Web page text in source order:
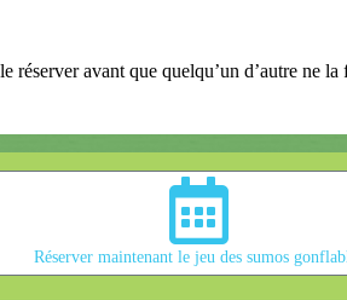
réserver avant que quelqu’un d’autre ne
Réserver maintenant le jeu des sumos